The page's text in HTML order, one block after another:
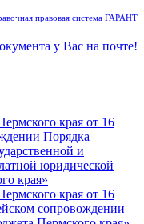
правовая система ГАРАНТ
края от 16
Порядка
и
юридической
края»
края от 16
сопровождении